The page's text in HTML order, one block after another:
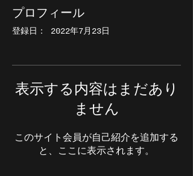
プロフィール
登録日： 2022年7月23日
表示する内容はまだあり
ません
このサイト会員が自己紹介を追加する
と、ここに表示されます。